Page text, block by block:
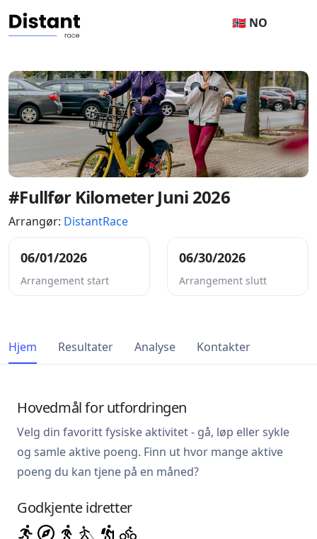
🇳🇴 NO
#Fullfør Kilometer Juni 2026
Arrangør: DistantRace
06/01/2026
Arrangement start
06/30/2026
Arrangement slutt
Hjem Resultater Analyse Kontakter
Hovedmål for utfordringen
Velg din favoritt fysiske aktivitet - gå, løp eller sykle
og samle aktive poeng. Finn ut hvor mange aktive
poeng du kan tjene på en måned?
Godkjente idretter